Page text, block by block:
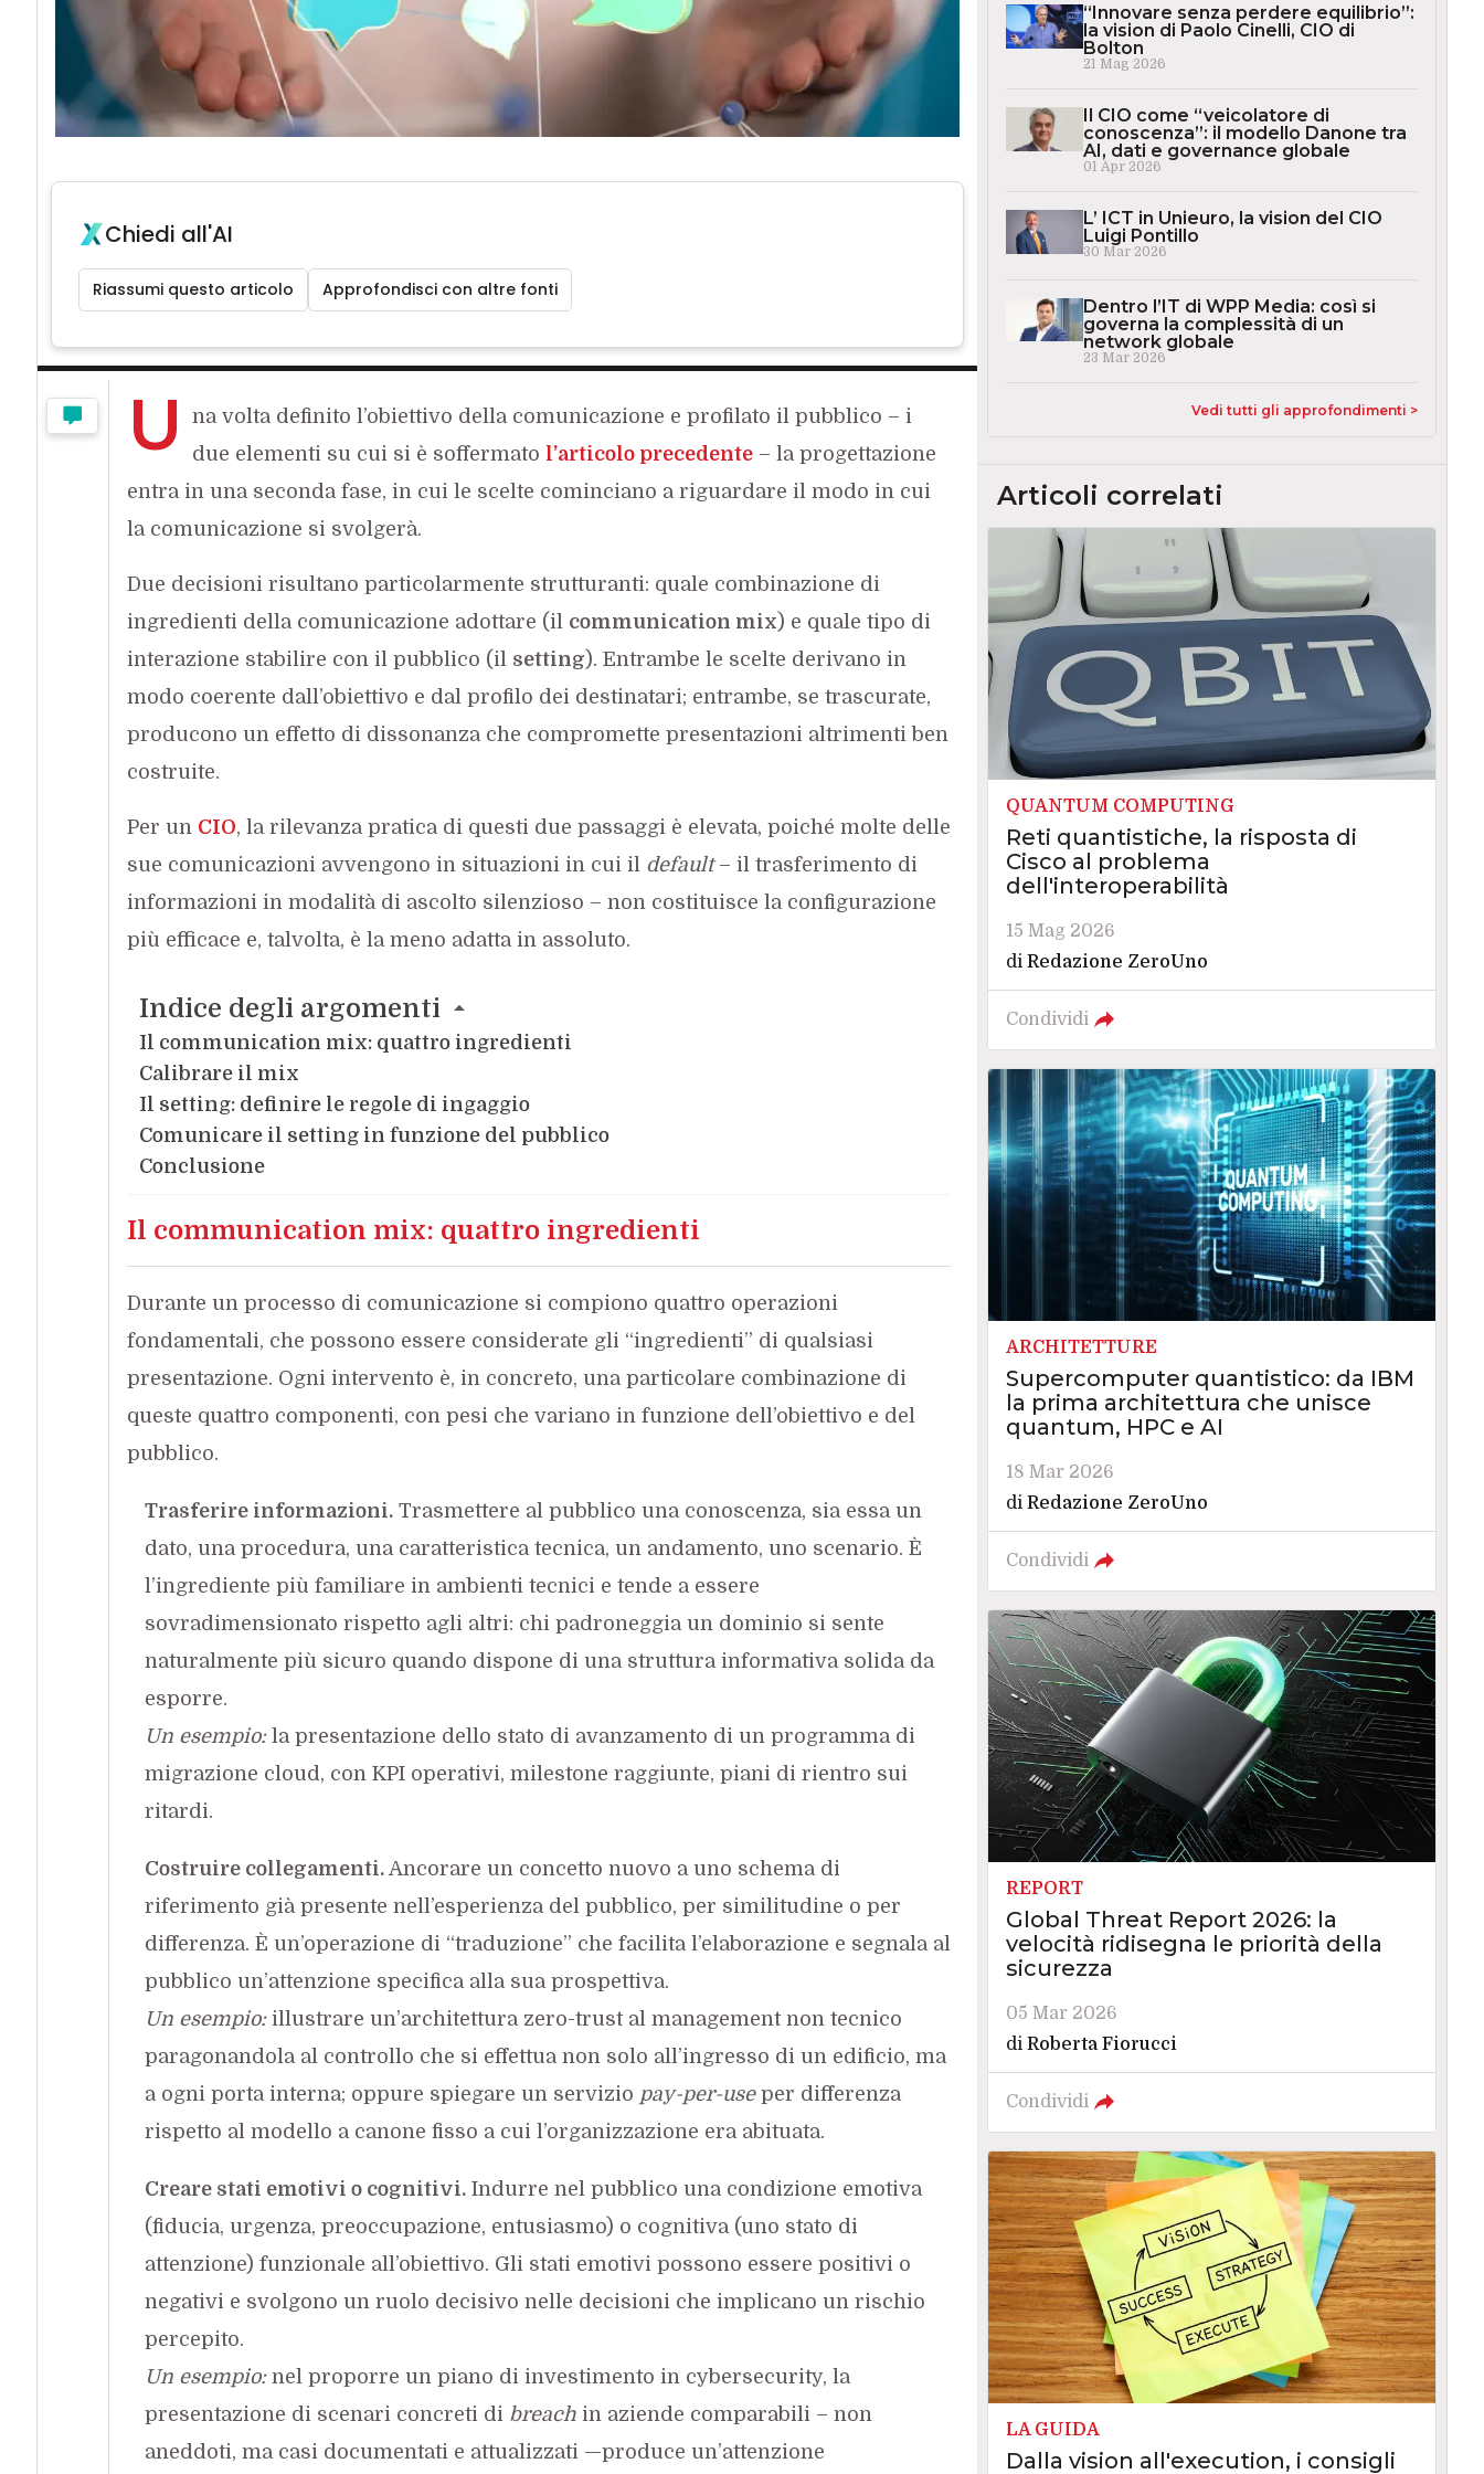
Chiedi all'AI
Riassumi questo articolo Approfondisci con altre fonti
U
na volta definito l’obiettivo della comunicazione e profilato il pubblico – i
due elementi su cui si è soffermato l’articolo precedente– la progettazione
entra in una seconda fase, in cui le scelte cominciano a riguardare il modo in cui
la comunicazione si svolgerà.
Due decisioni risultano particolarmente strutturanti: quale combinazione di
ingredienti della comunicazione adottare (il communication mix) e quale tipo di
interazione stabilire con il pubblico (il setting). Entrambe le scelte derivano in
modo coerente dall’obiettivo e dal profilo dei destinatari; entrambe, se trascurate,
producono un effetto di dissonanza che compromette presentazioni altrimenti ben
costruite.
Per un CIO, la rilevanza pratica di questi due passaggi è elevata, poiché molte delle
sue comunicazioni avvengono in situazioni in cui il default– il trasferimento di
informazioni in modalità di ascolto silenzioso – non costituisce la configurazione
più efficace e, talvolta, è la meno adatta in assoluto.
Indice degli argomenti
Il communication mix: quattro ingredienti
Calibrare il mix
Il setting: definire le regole di ingaggio
Comunicare il setting in funzione del pubblico
Conclusione
Il communication mix: quattro ingredienti
Durante un processo di comunicazione si compiono quattro operazioni
fondamentali, che possono essere considerate gli “ingredienti” di qualsiasi
presentazione. Ogni intervento è, in concreto, una particolare combinazione di
queste quattro componenti, con pesi che variano in funzione dell’obiettivo e del
pubblico.
Trasferire informazioni.Trasmettere al pubblico una conoscenza, sia essa un
dato, una procedura, una caratteristica tecnica, un andamento, uno scenario. È
l’ingrediente più familiare in ambienti tecnici e tende a essere
sovradimensionato rispetto agli altri: chi padroneggia un dominio si sente
naturalmente più sicuro quando dispone di una struttura informativa solida da
esporre.
Un esempio:la presentazione dello stato di avanzamento di un programma di
migrazione cloud, con KPI operativi, milestone raggiunte, piani di rientro sui
ritardi.
Costruire collegamenti.Ancorare un concetto nuovo a uno schema di
riferimento già presente nell’esperienza del pubblico, per similitudine o per
differenza. È un’operazione di “traduzione” che facilita l’elaborazione e segnala al
pubblico un’attenzione specifica alla sua prospettiva.
Un esempio:illustrare un’architettura zero-trust al management non tecnico
paragonandola al controllo che si effettua non solo all’ingresso di un edificio, ma
a ogni porta interna; oppure spiegare un servizio pay-per-useper differenza
rispetto al modello a canone fisso a cui l’organizzazione era abituata.
Creare stati emotivi o cognitivi.Indurre nel pubblico una condizione emotiva
(fiducia, urgenza, preoccupazione, entusiasmo) o cognitiva (uno stato di
attenzione) funzionale all’obiettivo. Gli stati emotivi possono essere positivi o
negativi e svolgono un ruolo decisivo nelle decisioni che implicano un rischio
percepito.
Un esempio:nel proporre un piano di investimento in cybersecurity, la
presentazione di scenari concreti di breachin aziende comparabili – non
aneddoti, ma casi documentati e attualizzati —produce un’attenzione
“Innovare senza perdere equilibrio”:
la vision di Paolo Cinelli, CIO di
Bolton
21 Mag 2026
Il CIO come “veicolatore di
conoscenza”: il modello Danone tra
AI, dati e governance globale
01 Apr 2026
L’ ICT in Unieuro, la vision del CIO
Luigi Pontillo
30 Mar 2026
Dentro l’IT di WPP Media: così si
governa la complessità di un
network globale
23 Mar 2026
Vedi tutti gli approfondimenti >
Articoli correlati
QUANTUM COMPUTING
Reti quantistiche, la risposta di
Cisco al problema
dell'interoperabilità
15 Mag 2026
di Redazione ZeroUno
Condividi
ARCHITETTURE
Supercomputer quantistico: da IBM
la prima architettura che unisce
quantum, HPC e AI
18 Mar 2026
di Redazione ZeroUno
Condividi
REPORT
Global Threat Report 2026: la
velocità ridisegna le priorità della
sicurezza
05 Mar 2026
di Roberta Fiorucci
Condividi
LA GUIDA
Dalla vision all'execution, i consigli